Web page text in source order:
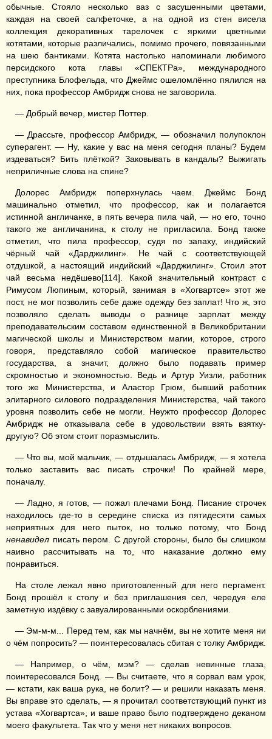
обычные. Стояло несколько ваз с засушенными цветами,
каждая на своей салфеточке, а на одной из стен висела
коллекция декоративных тарелочек с яркими цветными
котятами, которые различались, помимо прочего, повязанными
на шею бантиками. Котята настолько напоминали любимого
персидского кота главы «СПЕКТРа», международного
преступника Блофельда, что Джеймс ошеломлённо пялился на
них, пока профессор Амбридж снова не заговорила.
— Добрый вечер, мистер Поттер.
— Драссьте, профессор Амбридж, — обозначил полупоклон
суперагент. — Ну, какие у вас на меня сегодня планы? Будем
издеваться? Бить плёткой? Заковывать в кандалы? Выжигать
неприличные слова на спине?
Долорес Амбридж поперхнулась чаем. Джеймс Бонд
машинально отметил, что профессор, как и полагается
истинной англичанке, в пять вечера пила чай, — но его, точно
такого же англичанина, к столу не пригласила. Бонд также
отметил, что пила профессор, судя по запаху, индийский
чёрный чай «Дарджилинг». Не чай с соответствующей
отдушкой, а настоящий индийский «Дарджилинг». Стоил этот
чай весьма недёшево[114]. Какой значительный контраст с
Римусом Люпиным, который, занимая в «Хогвартсе» этот же
пост, не мог позволить себе даже одежду без заплат! Что ж, это
позволяло сделать выводы о разнице зарплат между
преподавательским составом единственной в Великобритании
магической школы и Министерством магии, которое, строго
говоря, представляло собой магическое правительство
государства, а значит, должно было подавать пример
скромностью и экономностью. Ведь и Артур Уизли, работник
того же Министерства, и Аластор Грюм, бывший работник
элитарного силового подразделения Министерства, чай такого
уровня позволить себе не могли. Неужто профессор Долорес
Амбридж не отказывала себе в удовольствии взять взятку-
другую? Об этом стоит поразмыслить.
— Что вы, мой мальчик, — отдышалась Амбридж, — я хотела
только заставить вас писать строчки! По крайней мере,
поначалу.
— Ладно, я готов, — пожал плечами Бонд. Писание строчек
находилось где-то в середине списка из пятидесяти самых
неприятных для него пыток, но только потому, что Бонд
ненавидел писать пером. С другой стороны, было бы слишком
наивно рассчитывать на то, что наказание должно ему
понравиться.
На столе лежал явно приготовленный для него пергамент.
Бонд прошёл к столу и без приглашения сел, чередуя еле
заметную издёвку с завуалированными оскорблениями.
— Эм-м-м... Перед тем, как мы начнём, вы не хотите меня ни
о чём попросить? — поинтересовалась сбитая с толку Амбридж.
— Например, о чём, мэм? — сделав невинные глаза,
поинтересовался Бонд. — Вы считаете, что я сорвал вам урок,
— кстати, как ваша рука, не болит? — и решили наказать меня.
Вы вправе это сделать, — я прочитал соответствующий пункт из
устава «Хогвартса», и ваше право было подтверждено деканом
моего факультета. Так что у меня нет никаких вопросов.